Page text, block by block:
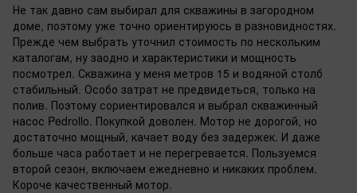
Не так давно сам выбирал для скважины в загородном
доме, поэтому уже точно ориентируюсь в разновидностях.
Прежде чем выбрать уточнил стоимость по нескольким
каталогам, ну заодно и характеристики и мощность
посмотрел. Скважина у меня метров 15 и водяной столб
стабильный. Особо затрат не предвидеться, только на
полив. Поэтому сориентировался и выбрал скважинный
насос Pedrollo. Покупкой доволен. Мотор не дорогой, но
достаточно мощный, качает воду без задержек. И даже
больше часа работает и не перегревается. Пользуемся
второй сезон, включаем ежедневно и никаких проблем.
Короче качественный мотор.